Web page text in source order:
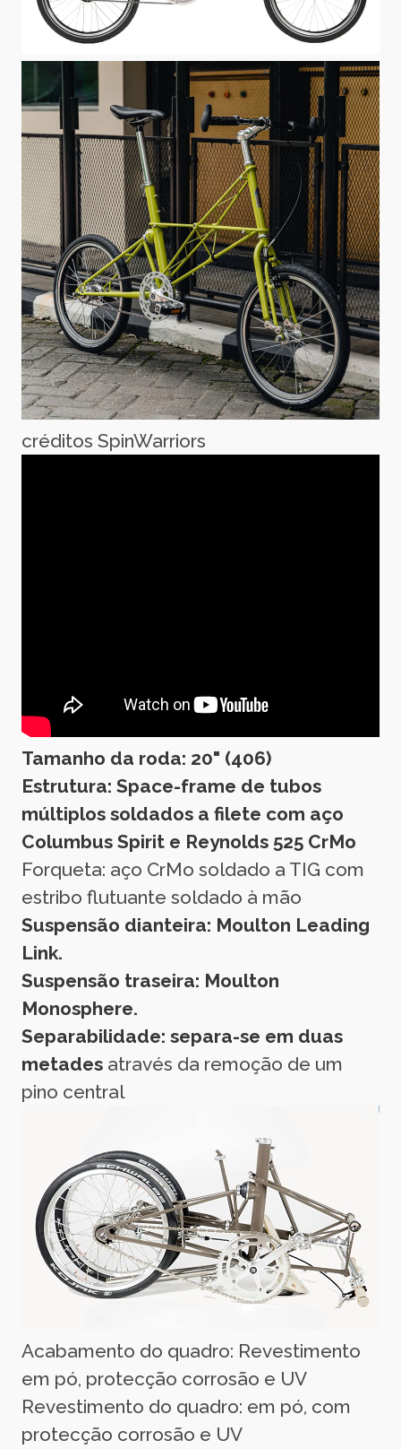
créditos SpinWarriors
Tamanho da roda: 20" (406)
Estrutura: Space-frame de tubos
múltiplos soldados a filete com aço
Columbus Spirit e Reynolds 525 CrMo
Forqueta: aço CrMo soldado a TIG com
estribo flutuante soldado à mão
Suspensão dianteira: Moulton Leading
Link.
Suspensão traseira: Moulton
Monosphere.
Separabilidade: separa-se em duas
metades através da remoção de um
pino central
Acabamento do quadro: Revestimento
em pó, protecção corrosão e UV
Revestimento do quadro: em pó, com
protecção corrosão e UV